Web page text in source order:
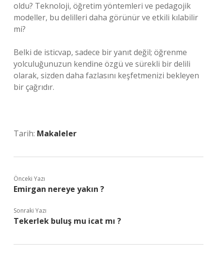
oldu? Teknoloji, öğretim yöntemleri ve pedagojik
modeller, bu delilleri daha görünür ve etkili kılabilir
mi?
Belki de isticvap, sadece bir yanıt değil; öğrenme
yolculuğunuzun kendine özgü ve sürekli bir delili
olarak, sizden daha fazlasını keşfetmenizi bekleyen
bir çağrıdır.
Tarih: Makaleler
Önceki Yazı
Emirgan nereye yakın ?
Sonraki Yazı
Tekerlek buluş mu icat mı ?